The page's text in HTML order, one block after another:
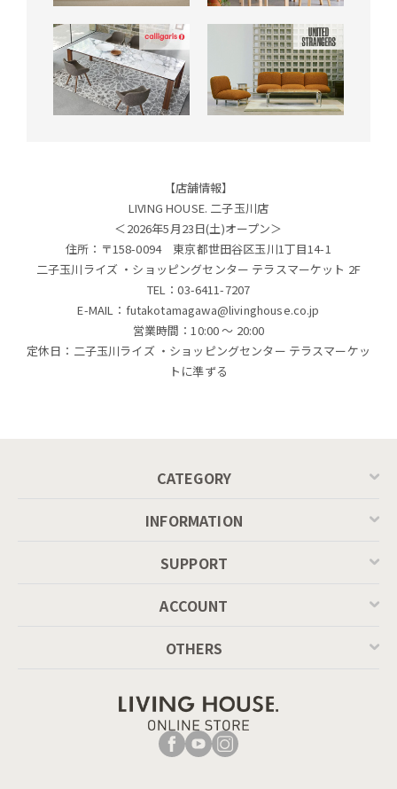
【店舗情報】
LIVING HOUSE. 二子玉川店
＜2026年5月23日(土)オープン＞
住所：〒158-0094 東京都世田谷区玉川1丁目14-1
二子玉川ライズ ・ショッピングセンター テラスマーケット 2F
TEL：03-6411-7207
E-MAIL： futakotamagawa@livinghouse.co.jp
営業時間：10:00 〜 20:00
定休日：二子玉川ライズ ・ショッピングセンター テラスマーケッ
トに準ずる
CATEGORY
INFORMATION
SUPPORT
ACCOUNT
OTHERS